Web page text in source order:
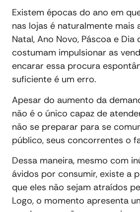
Existem épocas do ano em
nas lojas é naturalmente mais
Natal, Ano Novo, Páscoa e
costumam impulsionar as
encarar essa procura
suficiente é um erro.
Apesar do aumento da
não é o único capaz de
não se preparar para se
público, seus concorrentes o
Dessa maneira, mesmo com
ávidos por consumir, existe a
que eles não sejam atraídos
Logo, o momento apresenta